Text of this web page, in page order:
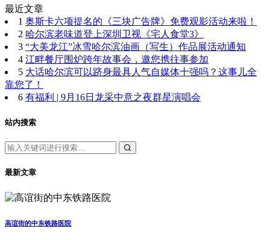
最近文章
1 奥斯卡六项提名的《三块广告牌》免费观影活动来啦！
2 哈尔滨老味道登上深圳卫视《宅人食堂3》
3 “大美龙江”冰雪哈尔滨油画（写生）作品展活动通知
4 江畔餐厅围炉跨年故事会，邀您携往事参加
5 大话哈尔滨可以跻身最具人气自媒体十强吗？这事儿全
靠您了！
6 有福利 | 9月16日龙采中意之夜群星演唱会
站内搜索
最新文章
高谊街的中东铁路医院